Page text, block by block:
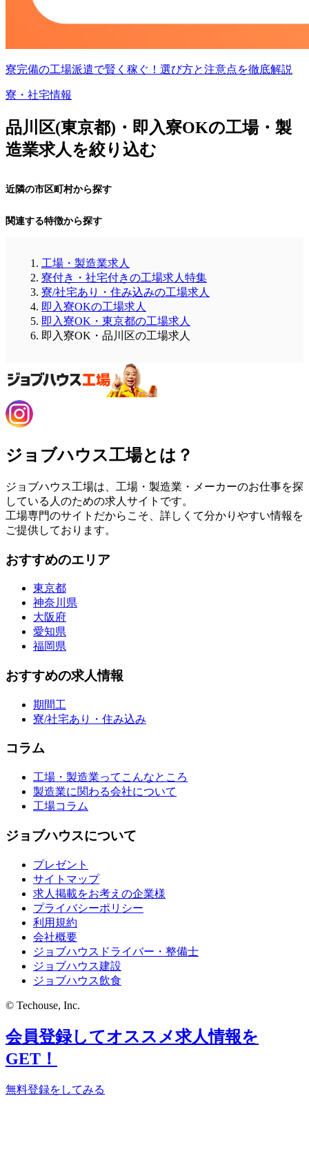
寮完備の工場派遣で賢く稼ぐ！選び方と注意点を徹底解説
寮・社宅情報
品川区(東京都)・即入寮OKの工場・製
造業求人を絞り込む
近隣の市区町村から探す
関連する特徴から探す
工場・製造業求人
寮付き・社宅付きの工場求人特集
寮/社宅あり・住み込みの工場求人
即入寮OKの工場求人
即入寮OK・東京都の工場求人
即入寮OK・品川区の工場求人
ジョブハウス工場とは？
ジョブハウス工場は、工場・製造業・メーカーのお仕事を探
している人のための求人サイトです。
工場専門のサイトだからこそ、詳しくて分かりやすい情報を
ご提供しております。
おすすめのエリア
東京都
神奈川県
大阪府
愛知県
福岡県
おすすめの求人情報
期間工
寮/社宅あり・住み込み
コラム
工場・製造業ってこんなところ
製造業に関わる会社について
工場コラム
ジョブハウスについて
プレゼント
サイトマップ
求人掲載をお考えの企業様
プライバシーポリシー
利用規約
会社概要
ジョブハウスドライバー・整備士
ジョブハウス建設
ジョブハウス飲食
© Techouse, Inc.
会員登録してオススメ求人情報を
GET！
無料登録をしてみる